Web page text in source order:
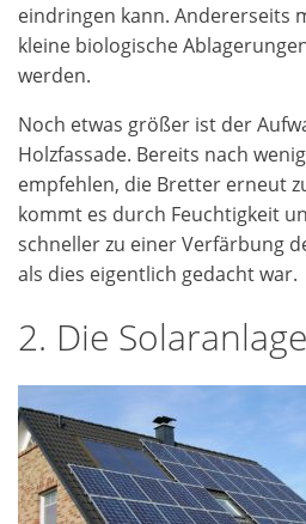
eindringen kann. Andererseits
kleine biologische
werden.
Noch etwas größer ist der
Holzfassade. Bereits nach
empfehlen, die Bretter erneut
kommt es durch Feuchtigkeit
schneller zu einer Verfärbung
als dies eigentlich gedacht war.
2. Die